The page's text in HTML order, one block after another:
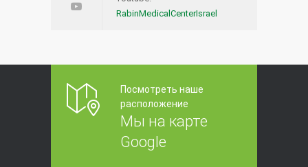
RabinMedicalCenterIsrael
Посмотреть наше
расположение
Мы на карте
Google